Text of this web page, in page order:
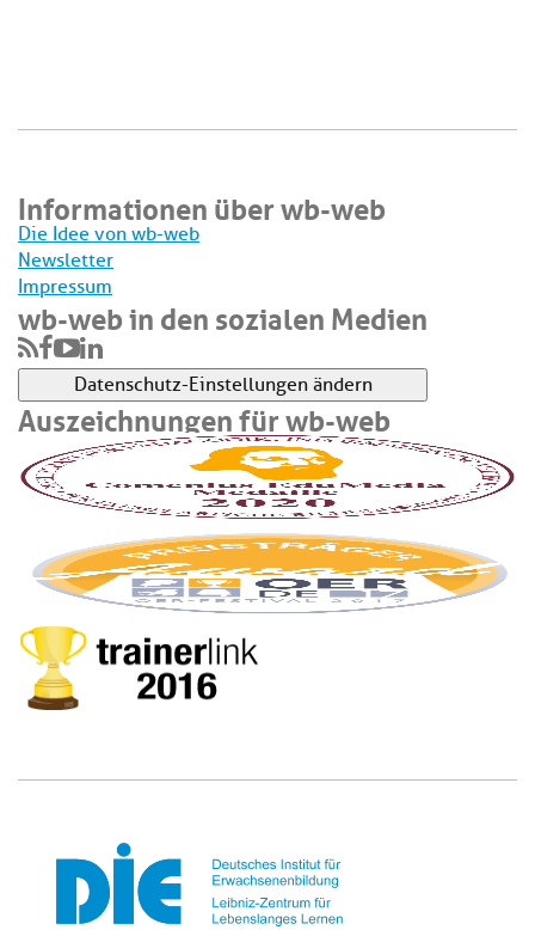
Informationen über wb-web
Die Idee von wb-web
Newsletter
Impressum
wb-web in den sozialen Medien
Datenschutz-Einstellungen ändern
Auszeichnungen für wb-web